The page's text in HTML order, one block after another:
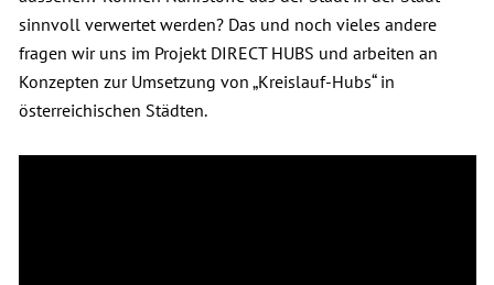
sinnvoll verwertet werden? Das und noch vieles andere
fragen wir uns im Projekt DIRECT HUBS und arbeiten an
Konzepten zur Umsetzung von „Kreislauf-Hubs“ in
österreichischen Städten.